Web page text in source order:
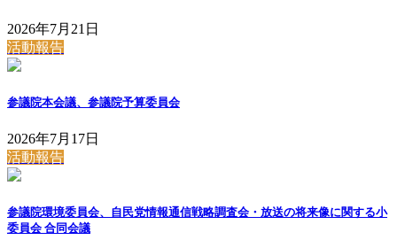
2026年7月21日
活動報告
参議院本会議、参議院予算委員会
2026年7月17日
活動報告
参議院環境委員会、自民党情報通信戦略調査会・放送の将来像に関する小
委員会 合同会議